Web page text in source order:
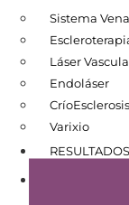
Sistema
Láser
Endoláser
CríoEsclerosis
Varixio